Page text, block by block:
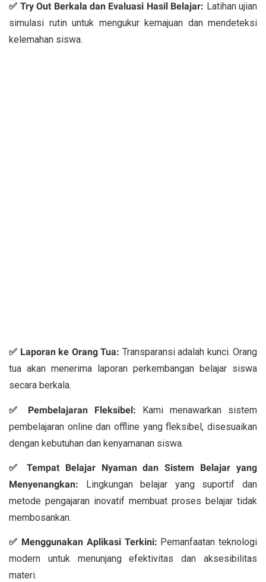
✅ Try Out Berkala dan Evaluasi Hasil Belajar: Latihan ujian
simulasi rutin untuk mengukur kemajuan dan mendeteksi
kelemahan siswa.
✅ Laporan ke Orang Tua: Transparansi adalah kunci. Orang
tua akan menerima laporan perkembangan belajar siswa
secara berkala.
✅ Pembelajaran Fleksibel: Kami menawarkan sistem
pembelajaran online dan offline yang fleksibel, disesuaikan
dengan kebutuhan dan kenyamanan siswa.
✅ Tempat Belajar Nyaman dan Sistem Belajar yang
Menyenangkan: Lingkungan belajar yang suportif dan
metode pengajaran inovatif membuat proses belajar tidak
membosankan.
✅ Menggunakan Aplikasi Terkini: Pemanfaatan teknologi
modern untuk menunjang efektivitas dan aksesibilitas
materi.